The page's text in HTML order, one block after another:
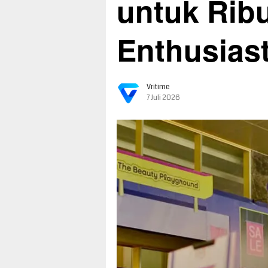
untuk
Vritime
7 Juli 2026